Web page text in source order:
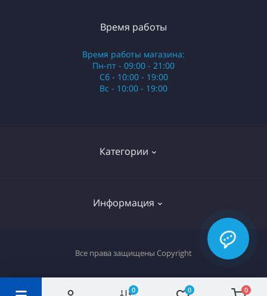
0 0 0
Категории
Российские сигареты
Информация
Вопрос-ответ
Время работы
Время работы магазина:
Пн-пт - 09:00 - 21:00
Сб - 10:00 - 19:00
Вс - 10:00 - 19:00
Все права защищены Copyright